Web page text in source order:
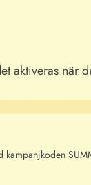
aktiveras när
kampanjkoden